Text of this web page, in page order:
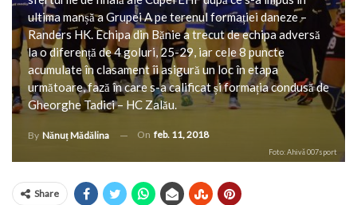
ultima manșă a Grupei A pe terenul formației daneze –
Randers HK. Echipa din Bănie a trecut de echipa adversă
la o diferență de 4 goluri, 25-29, iar cele 8 puncte
acumulate în clasament îi asigură un loc în etapa
următoare, fază în care s-a calificat și formația condusă de
Gheorghe Tadici – HC Zalău.
By Nănuț Mădălina On feb. 11, 2018
Foto: Ahivă 007sport
Share